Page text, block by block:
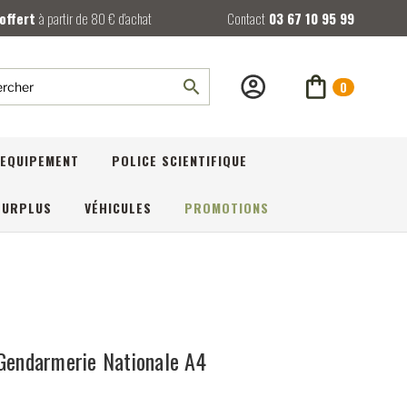
à partir de 80 € d’achat Contact 03 67 10 95 99
0
EQUIPEMENT POLICE SCIENTIFIQUE
VÉHICULES PROMOTIONS
Nationale A4